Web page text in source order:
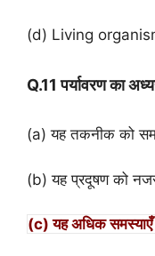
(d) Living
Q.11 पर्यावरण का
(a) यह तकनीक को
(b) यह प्रदूषण को
(c) यह अधिक समस्याएँ